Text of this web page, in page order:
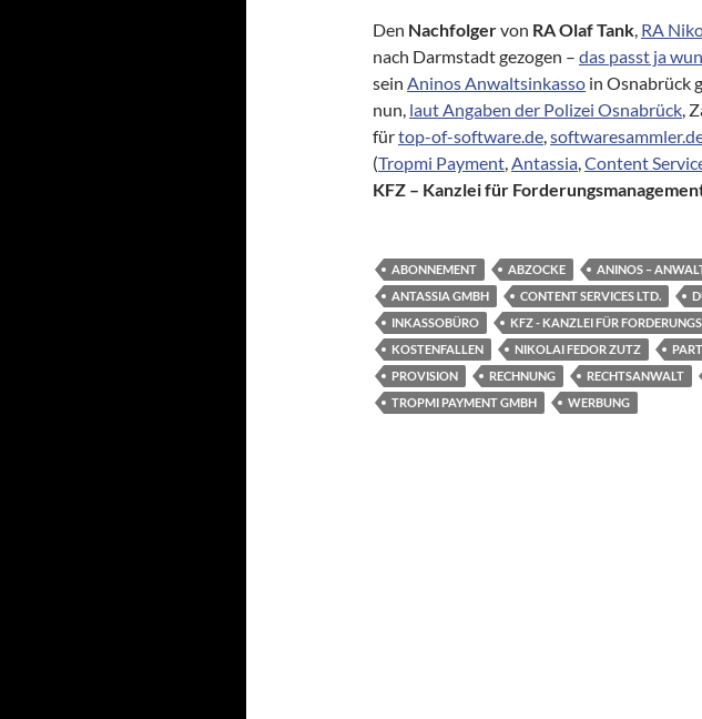
Den Nachfolgervon RA Olaf Tank, RA
nach Darmstadt gezogen – das passt ja
sein Aninos Anwaltsinkasso in Osnabrück
nun, laut Angaben der Polizei Osnabrück,
fürtop-of-software.de,
(Tropmi Payment,Antassia,Content
KFZ – Kanzlei für
ABONNEMENT ABZOCKE
ANINOS –
ANTASSIA GMBH
CONTENT SERVICES LTD.
INKASSOBÜRO
KFZ - KANZLEI FÜR
KOSTENFALLEN
NIKOLAI FEDOR ZUTZ
PROVISION
RECHNUNG RECHTSANWALT
TROPMI PAYMENT GMBH
WERBUNG